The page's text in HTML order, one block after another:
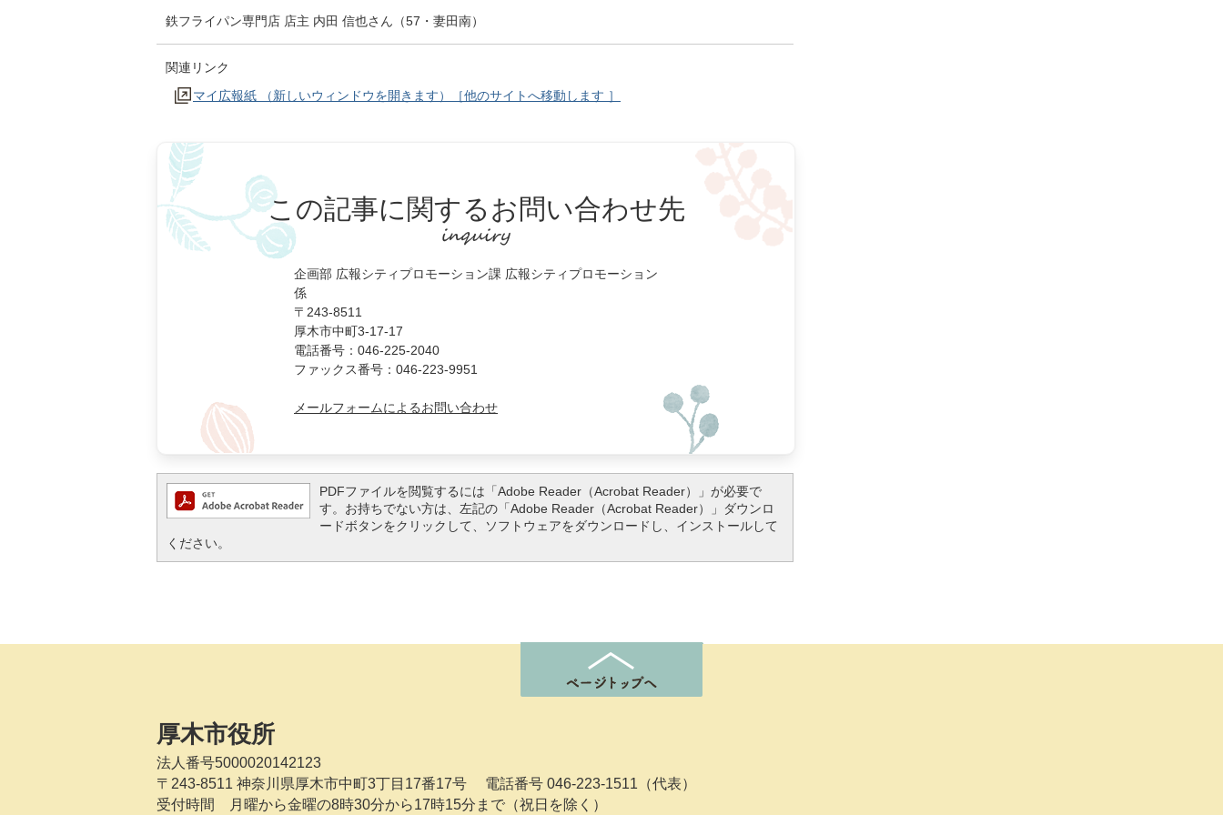
鉄フライパン専門店 店主 内田 信也さん（57・妻田南）
関連リンク
マイ広報紙 （新しいウィンドウを開きます）［他のサイトへ移動します ］
この記事に関するお問い合わせ先
企画部 広報シティプロモーション課 広報シティプロモーション
係
〒243-8511
厚木市中町3-17-17
電話番号：046-225-2040
ファックス番号：046-223-9951
メールフォームによるお問い合わせ
PDFファイルを閲覧するには「Adobe Reader（Acrobat Reader）」が必要で
す。お持ちでない方は、左記の「Adobe Reader（Acrobat Reader）」ダウンロ
ードボタンをクリックして、ソフトウェアをダウンロードし、インストールして
ください。
厚木市役所
法人番号5000020142123
〒243-8511 神奈川県厚木市中町3丁目17番17号
電話番号 046-223-1511（代表）
受付時間 月曜から金曜の8時30分から17時15分まで（祝日を除く）